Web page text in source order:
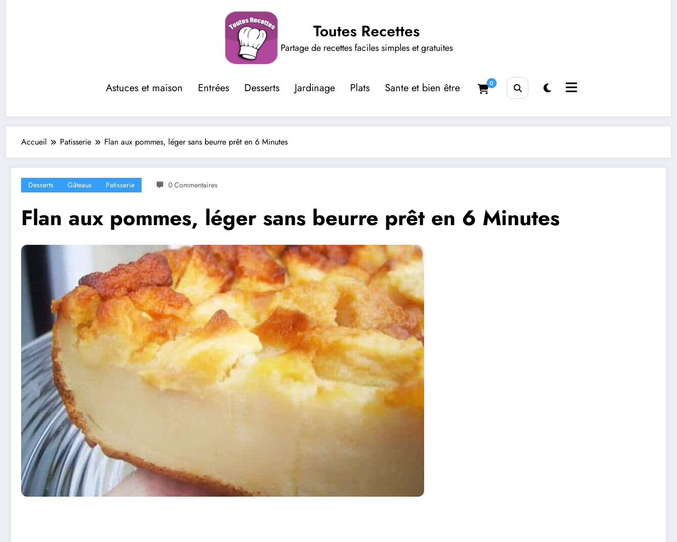
Toutes Recettes
Partage de recettes faciles simples et gratuites
Astuces et maison Entrées Desserts Jardinage Plats Sante et bien être 0
Accueil Patisserie Flan aux pommes, léger sans beurre prêt en 6 Minutes
Desserts Gâteaux Patisserie 0 Commentaires
Flan aux pommes, léger sans beurre prêt en 6 Minutes